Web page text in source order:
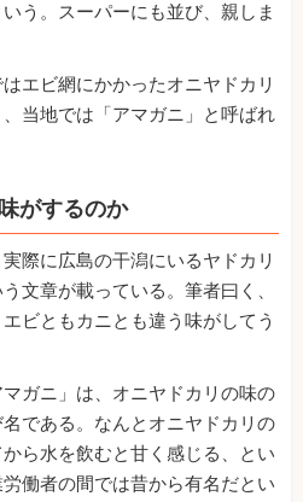
う。スーパーにも並び、親しま
エビ網にかかったオニヤドカリ
当地では「アマガニ」と呼ばれ
がするのか
際に広島の干潟にいるヤドカリ
文章が載っている。筆者曰く、
ビともカニとも違う味がしてう
ガニ」は、オニヤドカリの味の
である。なんとオニヤドカリの
ら水を飲むと甘く感じる、とい
働者の間では昔から有名だとい